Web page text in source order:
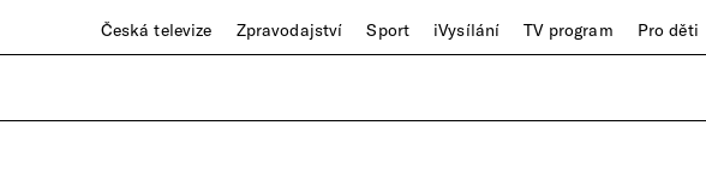
Česká televize Zpravodajství Sport iVysílání TV program Pro děti